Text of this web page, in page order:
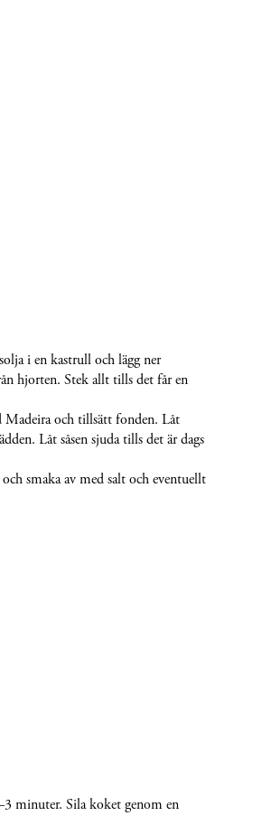
i en kastrull och lägg ner
hjorten. Stek allt tills det får en
Madeira och tillsätt fonden. Låt
Låt såsen sjuda tills det är dags
smaka av med salt och eventuellt
minuter. Sila koket genom en